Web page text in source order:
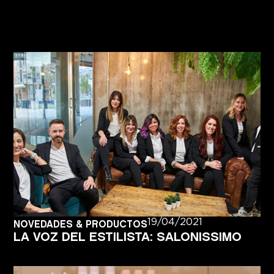
NOVEDADES & PRODUCTOS19/04/2021
LA VOZ DEL ESTILISTA: SALONISSIMO